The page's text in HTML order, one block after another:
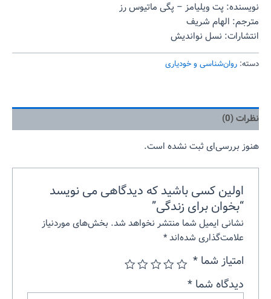
نویسنده: پت ویلیامز – پگی ماتیوس رز
مترجم: الهام شریف
انتشارات: نسل نواندیش
دسته: روان‌‌شناسی و خودیاری
نظرات (0)
هنوز بررسی‌ای ثبت نشده است.
اولین کسی باشید که دیدگاهی می نویسد
“بخوان برای زندگی”
نشانی ایمیل شما منتشر نخواهد شد. بخش‌های موردنیاز
علامت‌گذاری شده‌اند*
امتیاز شما*
دیدگاه شما*